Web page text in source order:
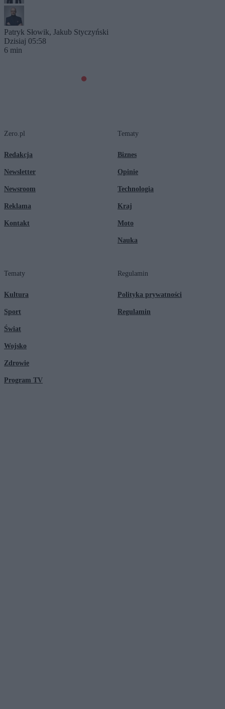
Patryk Słowik, Jakub Styczyński
Dzisiaj 05:58
6 min
Zero.pl
Redakcja
Newsletter
Newsroom
Reklama
Kontakt
Tematy
Biznes
Opinie
Technologia
Kraj
Moto
Nauka
Tematy
Kultura
Sport
Świat
Wojsko
Zdrowie
Program TV
Regulamin
Polityka prywatności
Regulamin